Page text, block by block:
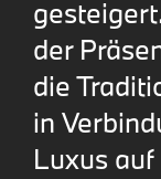
der
die
in
Luxus